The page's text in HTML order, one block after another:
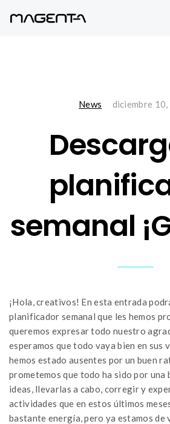
News diciembre
semanal
¡Hola, creativos! En esta entrada
planificador semanal que les hemos
queremos expresar todo nuestro
esperamos que todo vaya bien en sus
hemos estado ausentes por un buen
prometemos que todo ha sido por una
ideas, llevarlas a cabo, corregir y
actividades que en estos últimos
bastante energía, pero ya estamos de